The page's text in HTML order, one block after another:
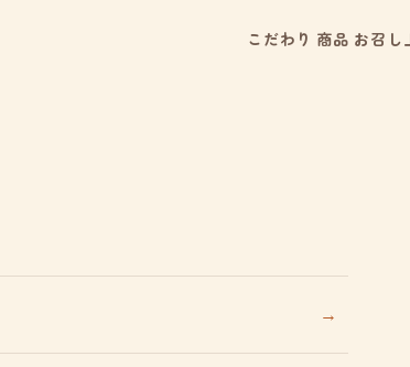
こだわり 商品 お召し
→